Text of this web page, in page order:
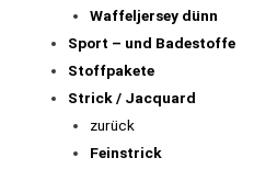
Waffeljersey dünn
Sport – und Badestoffe
Stoffpakete
Strick / Jacquard
zurück
Feinstrick